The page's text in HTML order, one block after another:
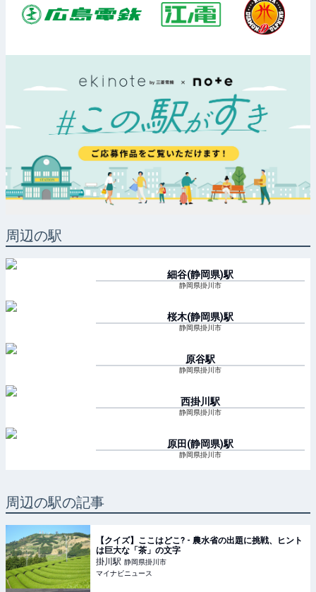
周辺の駅
細谷(静岡県)駅
静岡県掛川市
桜木(静岡県)駅
静岡県掛川市
原谷駅
静岡県掛川市
西掛川 駅
静岡県掛川市
原田(静岡県)駅
静岡県掛川市
周辺の駅の記事
【クイズ】ここはどこ? - 農水省の出題に挑戦、ヒント
は巨大な「茶」の文字
掛川駅 静岡県掛川市
マイナビニュース